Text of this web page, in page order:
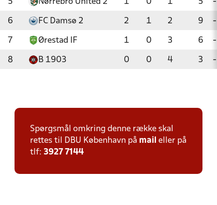
5 Nørrebro United 2 1 0 1 5 -
6 FC Damsø 2 2 1 2 9 -
7 Ørestad IF 1 0 3 6 -
8 B 1903 0 0 4 3 -
Spørgsmål omkring denne række skal
rettes til DBU København på mail eller på
tlf: 3927 7144